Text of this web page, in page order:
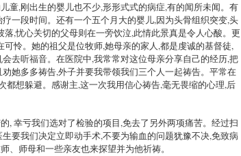
童,刚出生的婴儿也不少,形形式式的病症,有的闻所未闻。有
一段时间。还有一个五个月大的婴儿,因为头骨组织突变,头
,忧心关切的父母则在一旁饮泣,此情此景真是令人心酸。更
怜。她的祖父是位牧师,她母亲的家人,都是虔诚的基督徒,
去听福音。在医院中,我常常对这位母亲分享自己的经历,把
她多多祷告,外子并要我带领我们三个人一起祷告。平常在
想躲避。感谢主,这一次我用信心祷告,毫无畏缩的心理,后
, 幸亏我们选对了检验的项目,免去了另外两项痛苦。经过扫
要我们决定立即动手术,不要为输血的问题犹豫不决,免致病
、师母和一些亲友也来探望并为他祈祷。